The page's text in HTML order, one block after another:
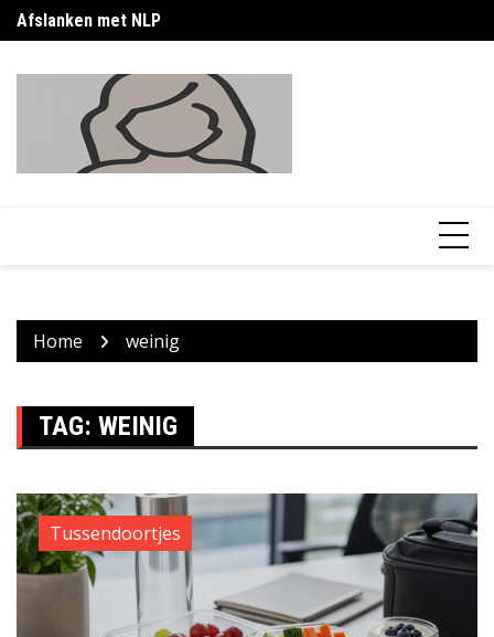
Skip
to
Afslanken met NLP
Home weinig
TAG: WEINIG
Tussendoortjes